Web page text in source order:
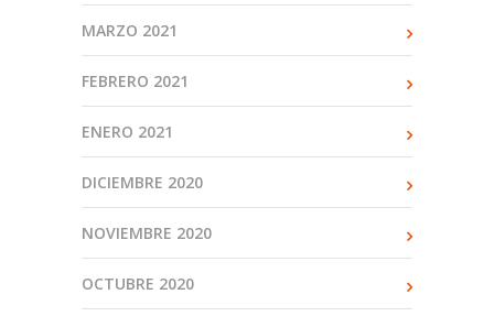
MARZO 2021
FEBRERO 2021
ENERO 2021
DICIEMBRE 2020
NOVIEMBRE 2020
OCTUBRE 2020